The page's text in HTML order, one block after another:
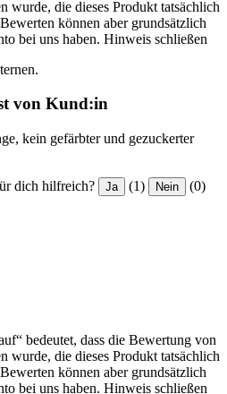
wurde, die dieses Produkt tatsächlich
können aber grundsätzlich
bei uns haben. Hinweis schließen
von Kund:in
kein gefärbter und gezuckerter
dich hilfreich? Ja (1) Nein (0)
bedeutet, dass die Bewertung von
wurde, die dieses Produkt tatsächlich
können aber grundsätzlich
bei uns haben. Hinweis schließen